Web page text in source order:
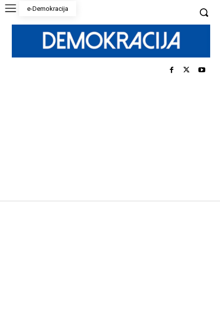
e-Demokracija